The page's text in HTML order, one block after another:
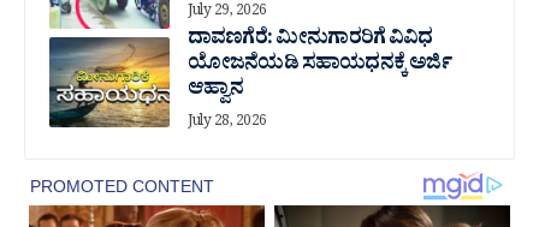
July 29, 2026
ದಾವಣಗೆರೆ: ಮೀನುಗಾರರಿಗೆ ವಿವಿಧ
ಯೋಜನೆಯಡಿ ಸಹಾಯಧನಕ್ಕೆ ಅರ್ಜಿ
ಆಹ್ವಾನ
July 28, 2026